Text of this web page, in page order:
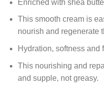
Enriched with shea
This smooth cream is
nourish and regenerate
Hydration, softness
This nourishing and
and supple, not greasy.